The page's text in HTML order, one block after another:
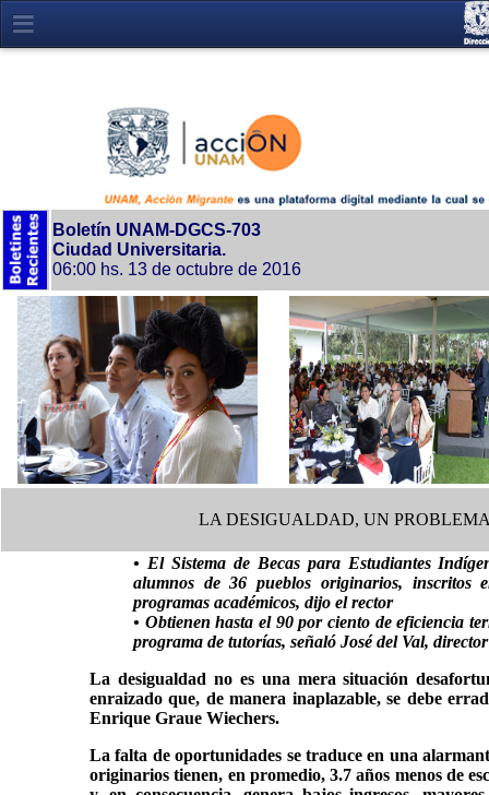
Boletín UNAM-DGCS-703
Ciudad Universitaria.
06:00 hs. 13 de octubre de 2016
LA DESIGUALDAD, UN
• El Sistema de Becas para Estudiantes
alumnos de 36 pueblos originarios, inscritos
programas académicos, dijo el rector
• Obtienen hasta el 90 por ciento de eficiencia
programa de tutorías, señaló José del Val,
La desigualdad no es una mera situación
enraizado que, de manera inaplazable, se debe
Enrique Graue Wiechers.
La falta de oportunidades se traduce en una
originarios tienen, en promedio, 3.7 años menos de